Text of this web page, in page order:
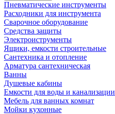
Пневматические инструменты
Расходники для инструмента
Сварочное оборудование
Средства защиты
Электроиструменты
Ящики, емкости строительные
Сантехника и отопление
Арматура сантехническая
Ванны
Душевые кабины
Емкости для воды и канализации
Мебель для ванных комнат
Мойки кухонные